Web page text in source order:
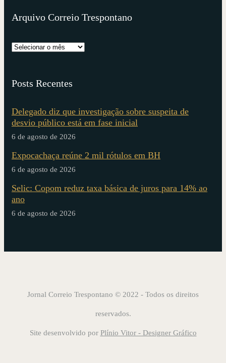
Arquivo Correio Trespontano
Posts Recentes
Delegado diz que investigação sobre suspeita de
desvio público está em fase inicial
6 de agosto de 2026
Expocachaça reúne 2 mil rótulos em BH
6 de agosto de 2026
Selic: Copom reduz taxa básica de juros para 14% ao
ano
6 de agosto de 2026
Jornal Correio Trespontano © 2022 - Todos os direitos
reservados.
Site desenvolvido por Plínio Vitor - Designer Gráfico